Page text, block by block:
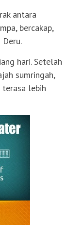
antara
bercakap,
hari. Setelah
sumringah,
terasa lebih